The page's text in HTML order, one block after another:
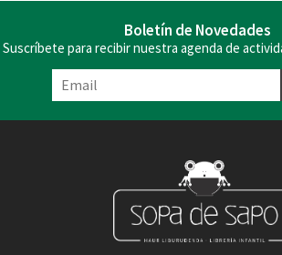
Boletín de Novedades
Suscríbete para recibir nuestra agenda de